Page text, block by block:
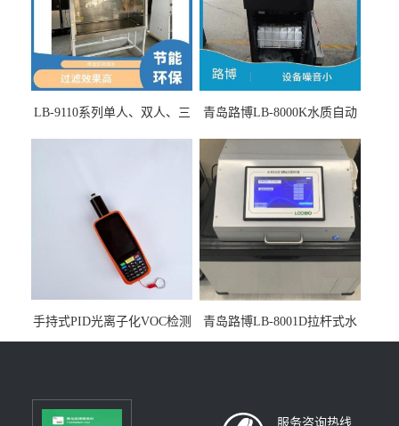
LB-9110系列单人、双人、三
青岛路博LB-8000K水质自动
手持式PID光离子化VOC检测
仪（挥发性有机物设备）
青岛路博LB-8001D拉杆式水
质采样器
服务咨询热线